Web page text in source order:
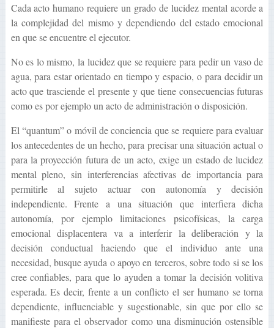
Cada acto humano requiere un grado de lucidez mental acorde a
la complejidad del mismo y dependiendo del estado emocional
en que se encuentre el ejecutor.
No es lo mismo, la lucidez que se requiere para pedir un vaso de
agua, para estar orientado en tiempo y espacio, o para decidir un
acto que trasciende el presente y que tiene consecuencias futuras
como es por ejemplo un acto de administración o disposición.
El “quantum” o móvil de conciencia que se requiere para evaluar
los antecedentes de un hecho, para precisar una situación actual o
para la proyección futura de un acto, exige un estado de lucidez
mental pleno, sin interferencias afectivas de importancia para
permitirle al sujeto actuar con autonomía y decisión
independiente. Frente a una situación que interfiera dicha
autonomía, por ejemplo limitaciones psicofísicas, la carga
emocional displacentera va a interferir la deliberación y la
decisión conductual haciendo que el individuo ante una
necesidad, busque ayuda o apoyo en terceros, sobre todo si se los
cree confiables, para que lo ayuden a tomar la decisión volitiva
esperada. Es decir, frente a un conflicto el ser humano se torna
dependiente, influenciable y sugestionable, sin que por ello se
manifieste para el observador como una disminución ostensible